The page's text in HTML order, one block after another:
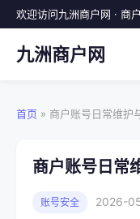
欢迎访问九洲商户网 · 商
九洲商户网
首页 » 商户账号日常维护
商户账号日常
账号安全 2026-